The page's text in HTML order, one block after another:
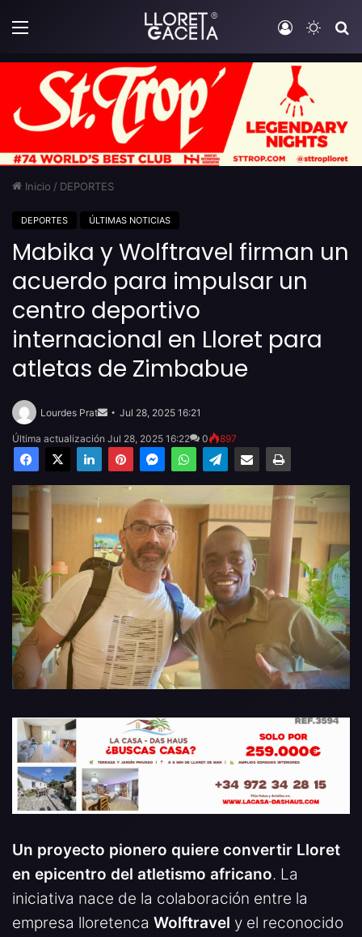
Menú Iniciar
Inicio / DEPORTES
DEPORTES ÚLTIMAS NOTICIAS
Mabika y Wolftravel firman un
acuerdo para impulsar un
centro deportivo
internacional en Lloret para
atletas de Zimbabue
Lourdes Prat
email
Jul 28, 2025 16:21
Última actualización Jul 28, 2025 16:22 0 897
Facebook
X LinkedInPinterestMessengerWhatsAppTelegramCompartir por email Imprimir
Un proyecto pionero quiere convertir Lloret
en epicentro del atletismo africano. La
iniciativa nace de la colaboración entre la
empresa lloretenca Wolftravel y el reconocido